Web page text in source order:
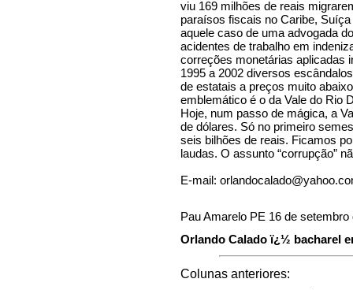
viu 169 milhões de reais
paraísos fiscais no Caribe,
aquele caso de uma advogada
acidentes de trabalho em
correções monetárias aplicadas
1995 a 2002 diversos
de estatais a preços muito
emblemático é o da Vale do Rio
Hoje, num passo de mágica, a
de dólares. Só no primeiro
seis bilhões de reais. Ficamos
laudas. O assunto “corrupção”
E-mail:
Pau Amarelo PE 16 de setembro
Orlando Calado ï¿½ bacharel
Colunas anteriores: